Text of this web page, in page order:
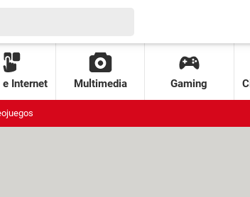
e Internet Multimedia Gaming